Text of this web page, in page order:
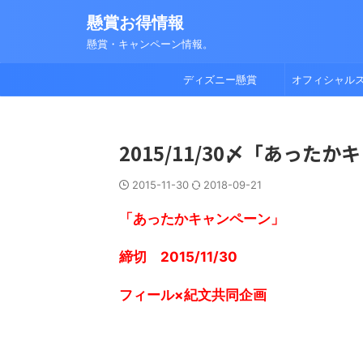
懸賞お得情報
懸賞・キャンペーン情報。
ディズニー懸賞 オフィシャル
2015/11/30〆「あったか
2015-11-30 2018-09-21
「あったかキャンペーン」
締切 2015/11/30
フィール×紀文共同企画